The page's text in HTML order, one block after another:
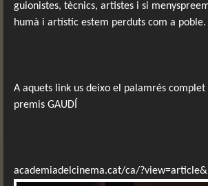
guionistes, tècnics, artistes i si
humà i artístic estem perduts com a poble.
A aquets link us deixo el palamrés
premis GAUDÍ
academiadelcinema.cat/ca/